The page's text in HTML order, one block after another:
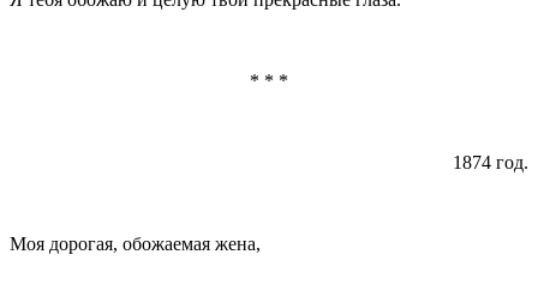
* * *
1874 год.
Моя дорогая, обожаемая жена,